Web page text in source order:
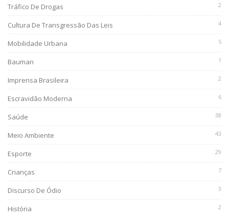
Tráfico De Drogas 2
Cultura De Transgressão Das Leis 4
Mobilidade Urbana 5
Bauman 1
Imprensa Brasileira 2
Escravidão Moderna 6
Saúde 38
Meio Ambiente 43
Esporte 29
Crianças 7
Discurso De Ódio 3
História 2